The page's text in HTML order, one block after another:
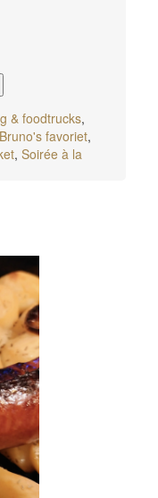
& foodtrucks,
Bruno's favoriet,
, Soirée à la